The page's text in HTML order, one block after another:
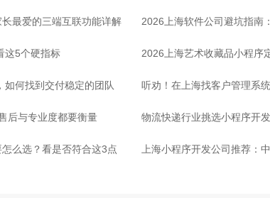
最爱的三端互联功能详解 2026上海软件公司避坑指南
这5个硬指标 2026上海艺术收藏品小程序
何找到交付稳定的团队 听劝！在上海找客户管理系
后与专业度都要衡量 物流快递行业挑选小程序开
心
么选？看是否符合这3点 上海小程序开发公司推荐：